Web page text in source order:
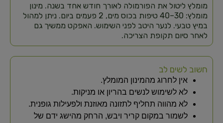
מומלץ ליטול את הפורמולה לאורך חודש אחד בשנה. מינון
מומלץ: 30–40 טיפות בכוס מים, 2 פעמים ביום. ניתן למהול
במיץ טבעי. לנער היטב לפני השימוש. האפקט ממשיך גם
לאחר סיום תקופת הצריכה.
חשוב לשים לב
אין לחרוג מהמינון המומלץ.
לא לשימוש לנשים בהריון או מניקות.
לא מהווה תחליף לתזונה מאוזנת ולפעילות גופנית.
לשמור במקום קריר ויבש, הרחק מהישג ידם של